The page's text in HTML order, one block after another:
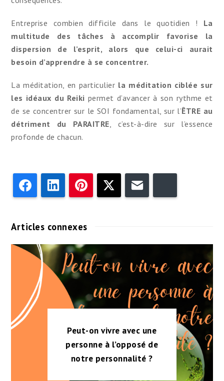
Entreprise combien difficile dans le quotidien ! La
multitude des tâches à accomplir favorise la
dispersion de l’esprit, alors que celui-ci aurait
besoin d’apprendre à se concentrer.
La méditation, en particulier la méditation ciblée sur
les idéaux du Reiki permet d’avancer à son rythme et
de se concentrer sur le SOI fondamental, sur l’ÊTRE au
détriment du PARAITRE, c’est-à-dire sur l’essence
profonde de chacun.
FacebookLinkedIn PinterestTwitter
Articles connexes
Peut-on vivre avec une
personne à l’opposé de
notre personnalité ?